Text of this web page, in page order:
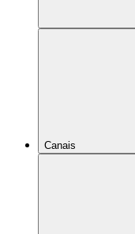
Canais